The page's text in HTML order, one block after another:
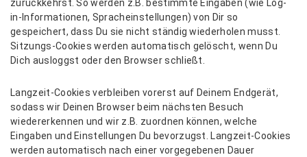
zurückkehrst. So werden z.B. bestimmte Eingaben (wie Log-
in-Informationen, Spracheinstellungen) von Dir so
gespeichert, dass Du sie nicht ständig wiederholen musst.
Sitzungs-Cookies werden automatisch gelöscht, wenn Du
Dich ausloggst oder den Browser schließt.
Langzeit-Cookies verbleiben vorerst auf Deinem Endgerät,
sodass wir Deinen Browser beim nächsten Besuch
wiedererkennen und wir z.B. zuordnen können, welche
Eingaben und Einstellungen Du bevorzugst. Langzeit-Cookies
werden automatisch nach einer vorgegebenen Dauer